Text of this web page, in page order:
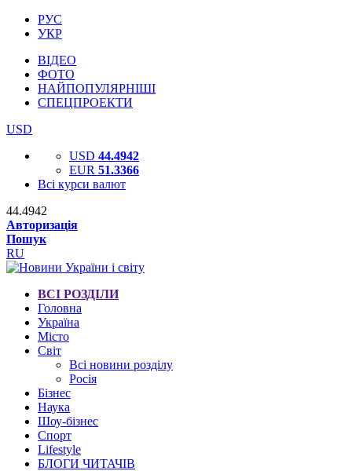
РУС
УКР
ВІДЕО
ФОТО
НАЙПОПУЛЯРНІШІ
СПЕЦПРОЕКТИ
USD
USD 44.4942
EUR 51.3366
Всі курси валют
44.4942
Авторизація
Пошук
RU
ВСІ РОЗДІЛИ
Головна
Україна
Місто
Світ
Всі новини розділу
Росія
Бізнес
Наука
Шоу-бізнес
Спорт
Lifestyle
БЛОГИ ЧИТАЧІВ